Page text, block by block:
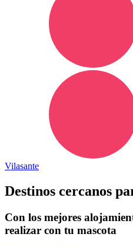
Vilasante
Destinos cercanos
Con los mejores
realizar con tu mascota